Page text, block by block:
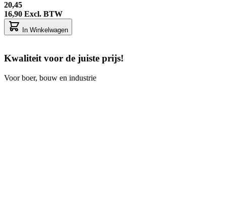
20,45
16,90 Excl. BTW
In Winkelwagen
Kwaliteit voor de juiste prijs!
Voor boer, bouw en industrie